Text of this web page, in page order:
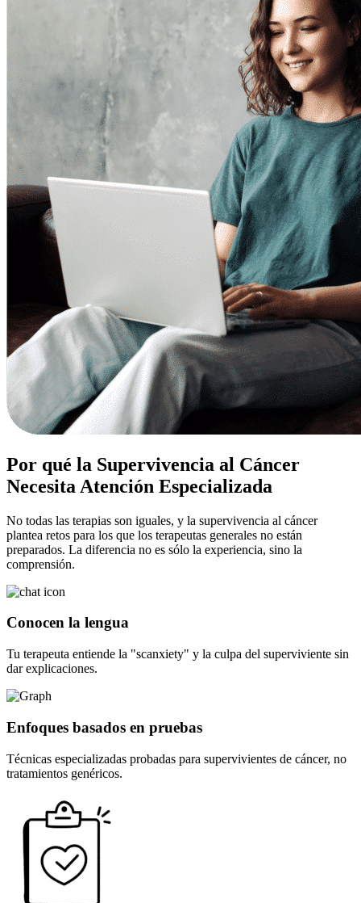
Por qué la Supervivencia al Cáncer
Necesita Atención Especializada
No todas las terapias son iguales, y la supervivencia al cáncer
plantea retos para los que los terapeutas generales no están
preparados. La diferencia no es sólo la experiencia, sino la
comprensión.
Conocen la lengua
Tu terapeuta entiende la "scanxiety" y la culpa del superviviente sin
dar explicaciones.
Enfoques basados en pruebas
Técnicas especializadas probadas para supervivientes de cáncer, no
tratamientos genéricos.